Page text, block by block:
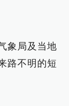
象局及当地
路不明的短